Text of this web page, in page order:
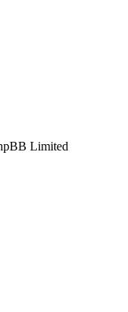
Limited